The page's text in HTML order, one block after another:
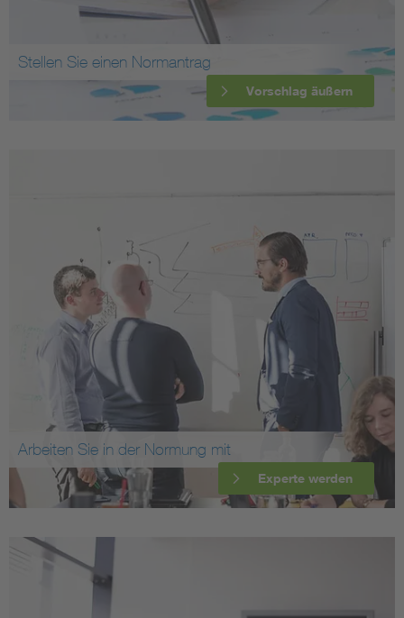
Stellen Sie einen Normantrag
Vorschlag äußern
Arbeiten Sie in der Normung mit
Experte werden